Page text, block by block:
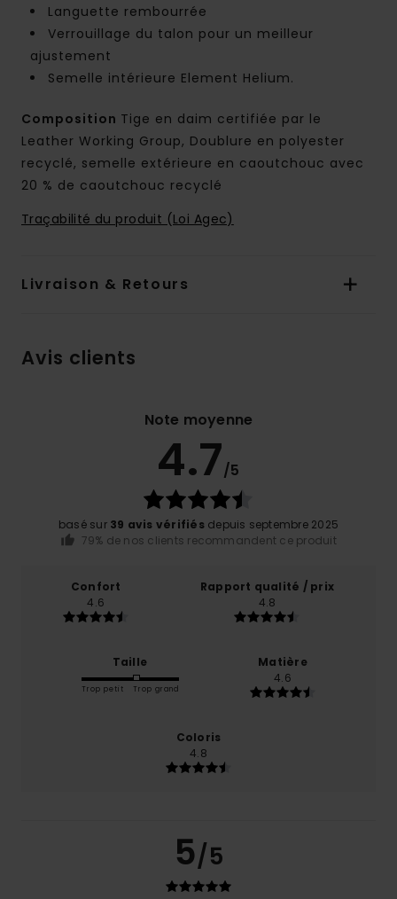
Languette rembourrée
Verrouillage du talon pour un meilleur
ajustement
Semelle intérieure Element Helium.
Composition Tige en daim certifiée par le
Leather Working Group, Doublure en polyester
recyclé, semelle extérieure en caoutchouc avec
20 % de caoutchouc recyclé
Traçabilité du produit (Loi Agec)
Livraison & Retours
Avis clients
Note moyenne
4.7/5
basé sur 39 avis vérifiés depuis septembre 2025
79% de nos clients recommandent ce produit
Confort
4.6
Rapport qualité / prix
4.8
Taille
Trop petit Trop grand
Matière
4.6
Coloris
4.8
5/5